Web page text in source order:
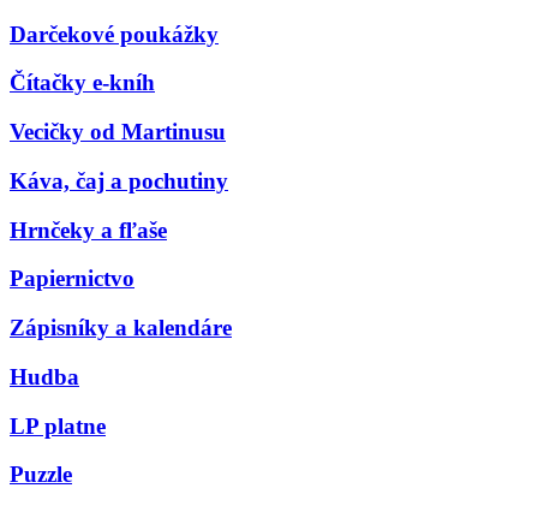
Darčekové poukážky
Čítačky e-kníh
Vecičky od Martinusu
Káva, čaj a pochutiny
Hrnčeky a fľaše
Papiernictvo
Zápisníky a kalendáre
Hudba
LP platne
Puzzle